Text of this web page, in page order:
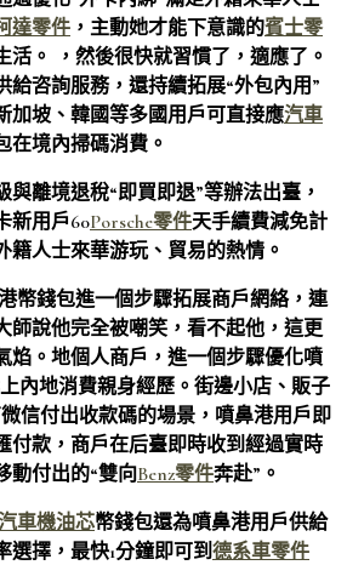
達零件 ，主動她才能下意識的賓士零
活。 ，然後很快就習慣了，適應了。
給咨詢服務，還持續拓展“外包內用”
加坡、韓國等多國用戶可直接應汽車
在境內掃碼消費。
與離境退稅“即買即退”等辦法出臺，
新用戶60Porsche零件天手續費減免計
籍人士來華游玩、貿易的熱情。
幣錢包進一個步驟拓展商戶網絡，連
師說他完全被嘲笑，看不起他，這更
焰。地個人商戶，進一個步驟優化噴
內地消費親身經歷。街邊小店、販子
信付出收款碼的場景，噴鼻港用戶即
付款，商戶在后臺即時收到經過實時
動付出的“雙向Benz零件奔赴”。
車機油芯幣錢包還為噴鼻港用戶供給
選擇，最快1分鐘即可到德系車零件